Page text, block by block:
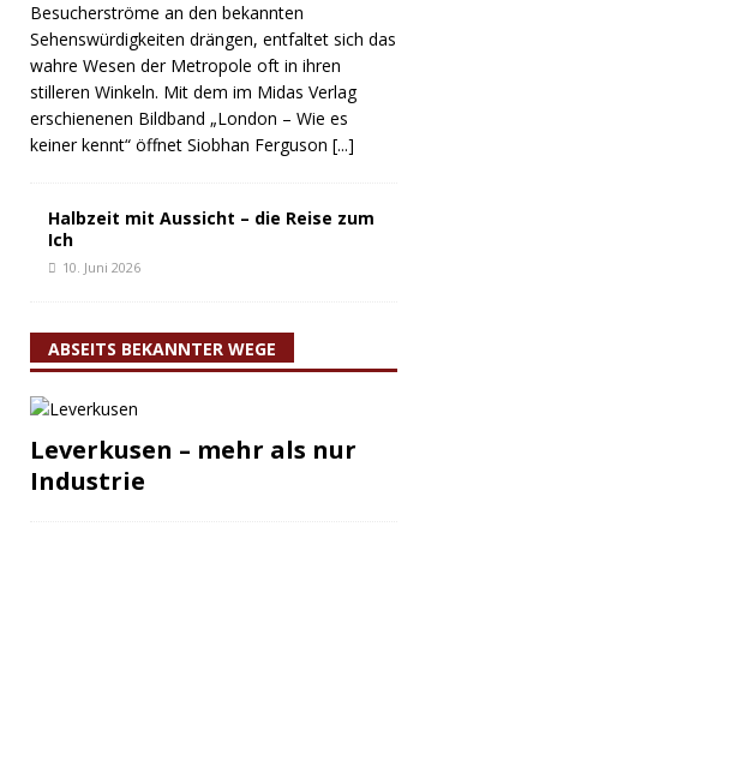
Besucherströme an den bekannten
Sehenswürdigkeiten drängen, entfaltet sich das
wahre Wesen der Metropole oft in ihren
stilleren Winkeln. Mit dem im Midas Verlag
erschienenen Bildband „London – Wie es
keiner kennt“ öffnet Siobhan Ferguson [...]
Halbzeit mit Aussicht – die Reise zum
Ich
10. Juni 2026
ABSEITS BEKANNTER WEGE
Leverkusen – mehr als nur
Industrie